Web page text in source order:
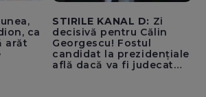
ca
arăt
STIRILE KANAL D: Zi
decisivă pentru Călin
Georgescu! Fostul
candidat la prezidențiale
află dacă va fi judecat